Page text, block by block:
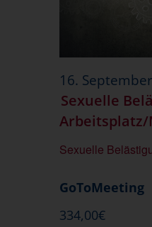
Sexuelle
16.
Sexuelle
Arbeitsplatz/
GoToMeeting
334,00€